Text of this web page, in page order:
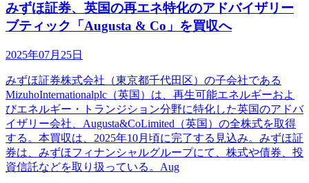
みずほ証券、英国の再エネ特化のアドバイザリー
ブティック「Augusta & Co」を買収へ
2025年07月25日
みずほ証券株式会社（東京都千代田区）の子会社である
MizuhoInternationalplc（英国）は、再生可能エネルギーおよ
びエネルギー・トランジション分野に特化した英国のアドバ
イザリー会社、Augusta&CoLimited（英国）の全株式を取得
する。本買収は、2025年10月頃に完了する見込み。みずほ証
券は、みずほフィナンシャルグループにて、株式や債券、投
資信託などを取り扱っている。Aug